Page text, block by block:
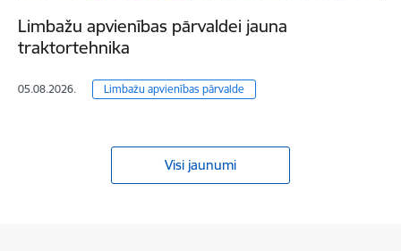
Limbažu apvienības pārvaldei jauna
traktortehnika
05.08.2026. Limbažu apvienības pārvalde
Visi jaunumi